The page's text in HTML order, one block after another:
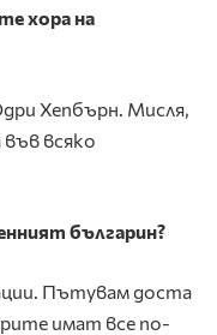
хора на
Хепбърн. Мисля,
всяко
българин?
Пътувам доста
имат все по-